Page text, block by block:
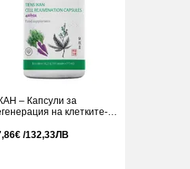
– Капсули за
на клетките-
/132,33ЛВ